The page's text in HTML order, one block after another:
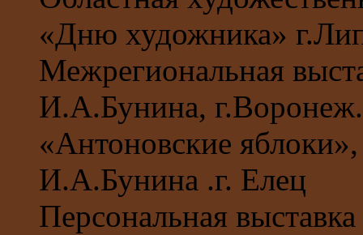
«Дню художника»
Межрегиональная
И.А.Бунина, г.Воронеж.
«Антоновские
И.А.Бунина .г. Елец
Персональная